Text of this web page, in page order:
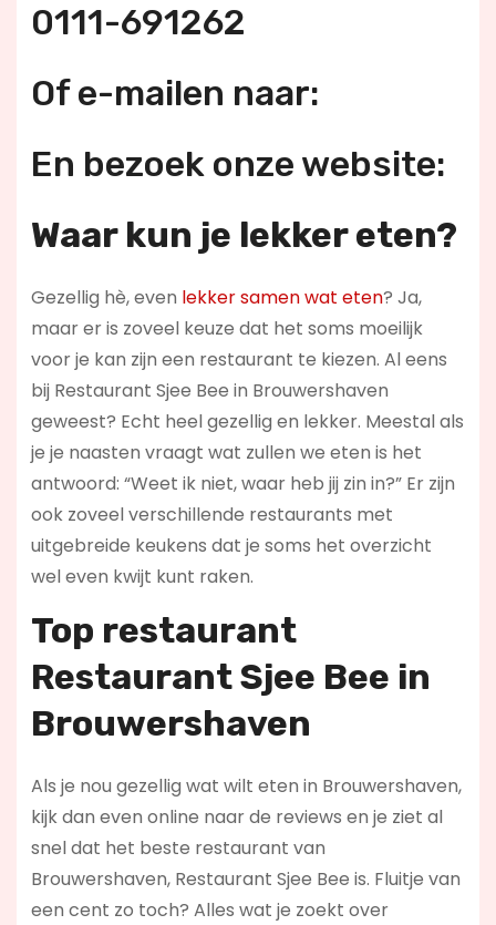
0111-691262
Of e-mailen naar:
En bezoek onze website:
Waar kun je lekker eten?
Gezellig hè, even lekker samen wat eten? Ja,
maar er is zoveel keuze dat het soms moeilijk
voor je kan zijn een restaurant te kiezen. Al eens
bij Restaurant Sjee Bee in Brouwershaven
geweest? Echt heel gezellig en lekker. Meestal als
je je naasten vraagt wat zullen we eten is het
antwoord: “Weet ik niet, waar heb jij zin in?” Er zijn
ook zoveel verschillende restaurants met
uitgebreide keukens dat je soms het overzicht
wel even kwijt kunt raken.
Top restaurant
Restaurant Sjee Bee in
Brouwershaven
Als je nou gezellig wat wilt eten in Brouwershaven,
kijk dan even online naar de reviews en je ziet al
snel dat het beste restaurant van
Brouwershaven, Restaurant Sjee Bee is. Fluitje van
een cent zo toch? Alles wat je zoekt over